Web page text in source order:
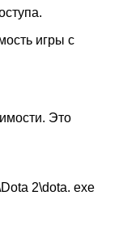
игры с
Это
2\dota. exe